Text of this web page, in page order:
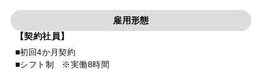
雇用形態
【契約社員】
■初回4か月契約
■シフト制 ※実働8時間